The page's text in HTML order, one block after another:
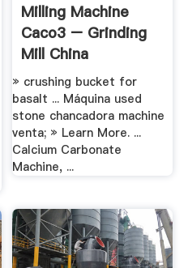
Milling Machine
Caco3 – Grinding
Mill China
» crushing bucket for
basalt ... Máquina used
stone chancadora machine
venta; » Learn More. ...
Calcium Carbonate
Machine, ...